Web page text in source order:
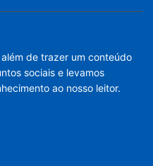
de trazer um conteúdo
sociais e levamos
ao nosso leitor.